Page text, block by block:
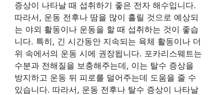
증상이 나타날 때 섭취하기 좋은 전자 해수입니다.
따라서, 운동 전후나 땀을 많이 흘릴 것으로 예상되
는 야외 활동이나 운동을 할 때 섭취하는 것이 좋습
니다. 특히, 긴 시간동안 지속되는 육체 활동이나 더
위 속에서의 운동 시에 권장됩니다. 포카리스웨트는
수분과 전해질을 보충해주는데, 이는 탈수 증상을
방지하고 운동 뒤 피로를 덜어주는데 도움을 줄 수
있습니다. 따라서, 운동 전후나 탈수 증상이 나타날